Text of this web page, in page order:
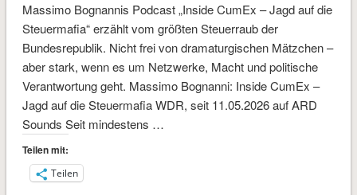
Massimo Bognannis Podcast „Inside CumEx – Jagd auf die
Steuermafia“ erzählt vom größten Steuerraub der
Bundesrepublik. Nicht frei von dramaturgischen Mätzchen –
aber stark, wenn es um Netzwerke, Macht und politische
Verantwortung geht. Massimo Bognanni: Inside CumEx –
Jagd auf die Steuermafia WDR, seit 11.05.2026 auf ARD
Sounds Seit mindestens …
Teilen mit:
Teilen